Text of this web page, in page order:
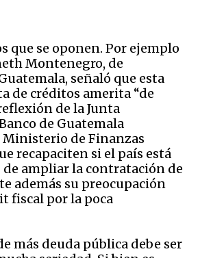
que se oponen. Por ejemplo
Montenegro, de
señaló que esta
de créditos amerita “de
de la Junta
de Guatemala
Ministerio de Finanzas
recapaciten si el país está
de ampliar la contratación de
además su preocupación
fiscal por la poca
más deuda pública debe ser